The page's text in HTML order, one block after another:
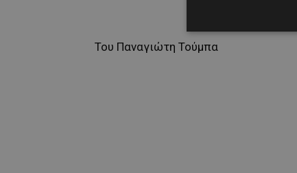
Του Παναγιώτη Τούμπα